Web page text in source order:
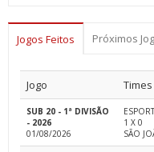
Jogos Feitos Próximos
Jogo Times
SUB 20 - 1ª DIVISÃO
- 2026
01/08/2026
1 X 0
SÃO